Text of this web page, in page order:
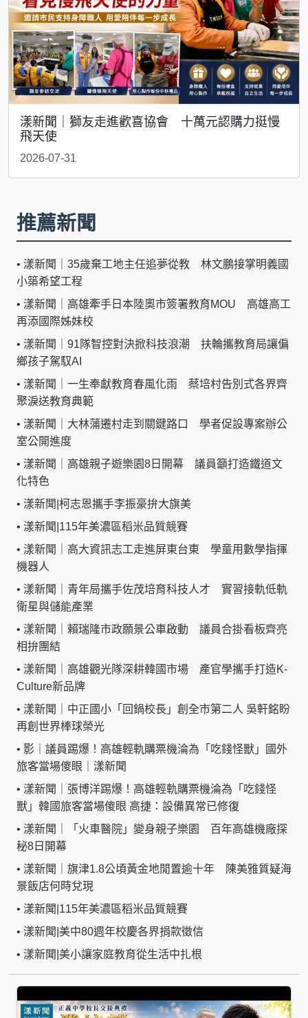
漾新聞｜獅友走進歡喜協會 十萬元認購力挺慢
飛天使
2026-07-31
推薦新聞
• 漾新聞｜35歲棄工地主任追夢從教 林文鵬接掌明義國
小築希望工程
• 漾新聞｜高雄牽手日本陸奧市簽署教育MOU 高雄高工
再添國際姊妹校
• 漾新聞｜91隊智控對決掀科技浪潮 扶輪攜教育局讓偏
鄉孩子駕馭AI
• 漾新聞｜一生奉獻教育春風化雨 蔡培村告別式各界齊
聚淚送教育典範
• 漾新聞｜大林蒲遷村走到關鍵路口 學者促設專案辦公
室公開進度
• 漾新聞｜高雄親子遊樂園8日開幕 議員籲打造鐵道文
化特色
• 漾新聞|柯志恩攜手李振豪拚大旗美
• 漾新聞|115年美濃區稻米品質競賽
• 漾新聞｜高大資訊志工走進屏東台東 學童用數學指揮
機器人
• 漾新聞｜青年局攜手佐茂培育科技人才 實習接軌低軌
衛星與儲能產業
• 漾新聞｜賴瑞隆市政願景公車啟動 議員合掛看板齊亮
相拚團結
• 漾新聞｜高雄觀光隊深耕韓國市場 產官學攜手打造K-
Culture新品牌
• 漾新聞｜中正國小「回鍋校長」創全市第二人 吳軒銘盼
再創世界棒球榮光
• 影｜議員踢爆！高雄輕軌購票機淪為「吃錢怪獸」國外
旅客當場傻眼｜漾新聞
• 漾新聞｜張博洋踢爆！高雄輕軌購票機淪為「吃錢怪
獸」韓國旅客當場傻眼 高捷：設備異常已修復
• 漾新聞｜「火車醫院」變身親子樂園 百年高雄機廠探
秘8日開幕
• 漾新聞｜旗津1.8公頃黃金地閒置逾十年 陳美雅質疑海
景飯店何時兌現
• 漾新聞|115年美濃區稻米品質競賽
• 漾新聞|美中80週年校慶各界捐款徵信
• 漾新聞|美小讓家庭教育從生活中扎根